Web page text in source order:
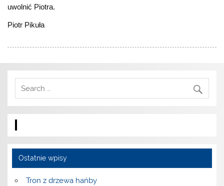
uwolnić Piotra.
Piotr Pikuła
Ostatnie wpisy
Tron z drzewa hańby